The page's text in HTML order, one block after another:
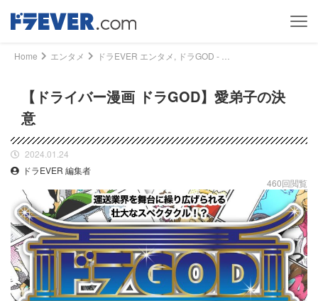
Home エンタメ
【ドライバー漫画 ドラGOD】愛弟子の決
意
2024.01.24
ドラEVER 編集者
460回閲覧